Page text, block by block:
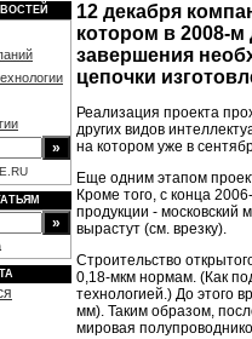
12 декабря
котором в 2008-
завершения
цепочки
Реализация проекта
других видов
на котором уже в
Еще одним этапом
Кроме того, с конца
продукции - московский
вырастут (см. врезку).
Строительство
0,18-мкм нормам. (Как
технологией.) До этого
мм). Таким образом,
мировая